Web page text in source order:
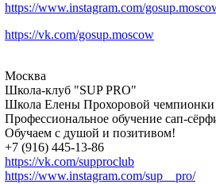
https://www.instagram.com/
https://vk.com/gosup.moscow
Москва
Школа-клуб "SUP PRO"
Школа Елены Прохоровой чемпионки
Профессиональное обучение сап-
Обучаем с душой и позитивом!
+7 (916) 445-13-86
https://vk.com/supproclub
https://www.instagram.com/sup__pro/